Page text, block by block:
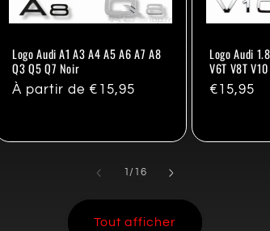
Logo Audi A1 A3 A4 A5 A6 A7 A8
Q3 Q5 Q7 Noir
Prix
À partir de €15,95
Logo Audi
V6T V8T
Prix
€15,95
1 /de
16
Tout afficher